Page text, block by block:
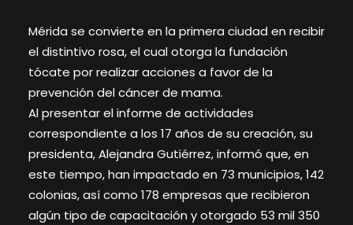
Mérida se convierte en la primera ciudad en recibir
el distintivo rosa, el cual otorga la fundación
tócate por realizar acciones a favor de la
prevención del cáncer de mama.
Al presentar el informe de actividades
correspondiente a los 17 años de su creación, su
presidenta, Alejandra Gutiérrez, informó que, en
este tiempo, han impactado en 73 municipios, 142
colonias, así como 178 empresas que recibieron
algún tipo de capacitación y otorgado 53 mil 350